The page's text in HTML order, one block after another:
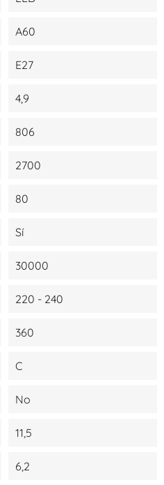
A60
E27
4,9
806
2700
80
Sí
30000
220 - 240
360
C
No
11,5
6,2